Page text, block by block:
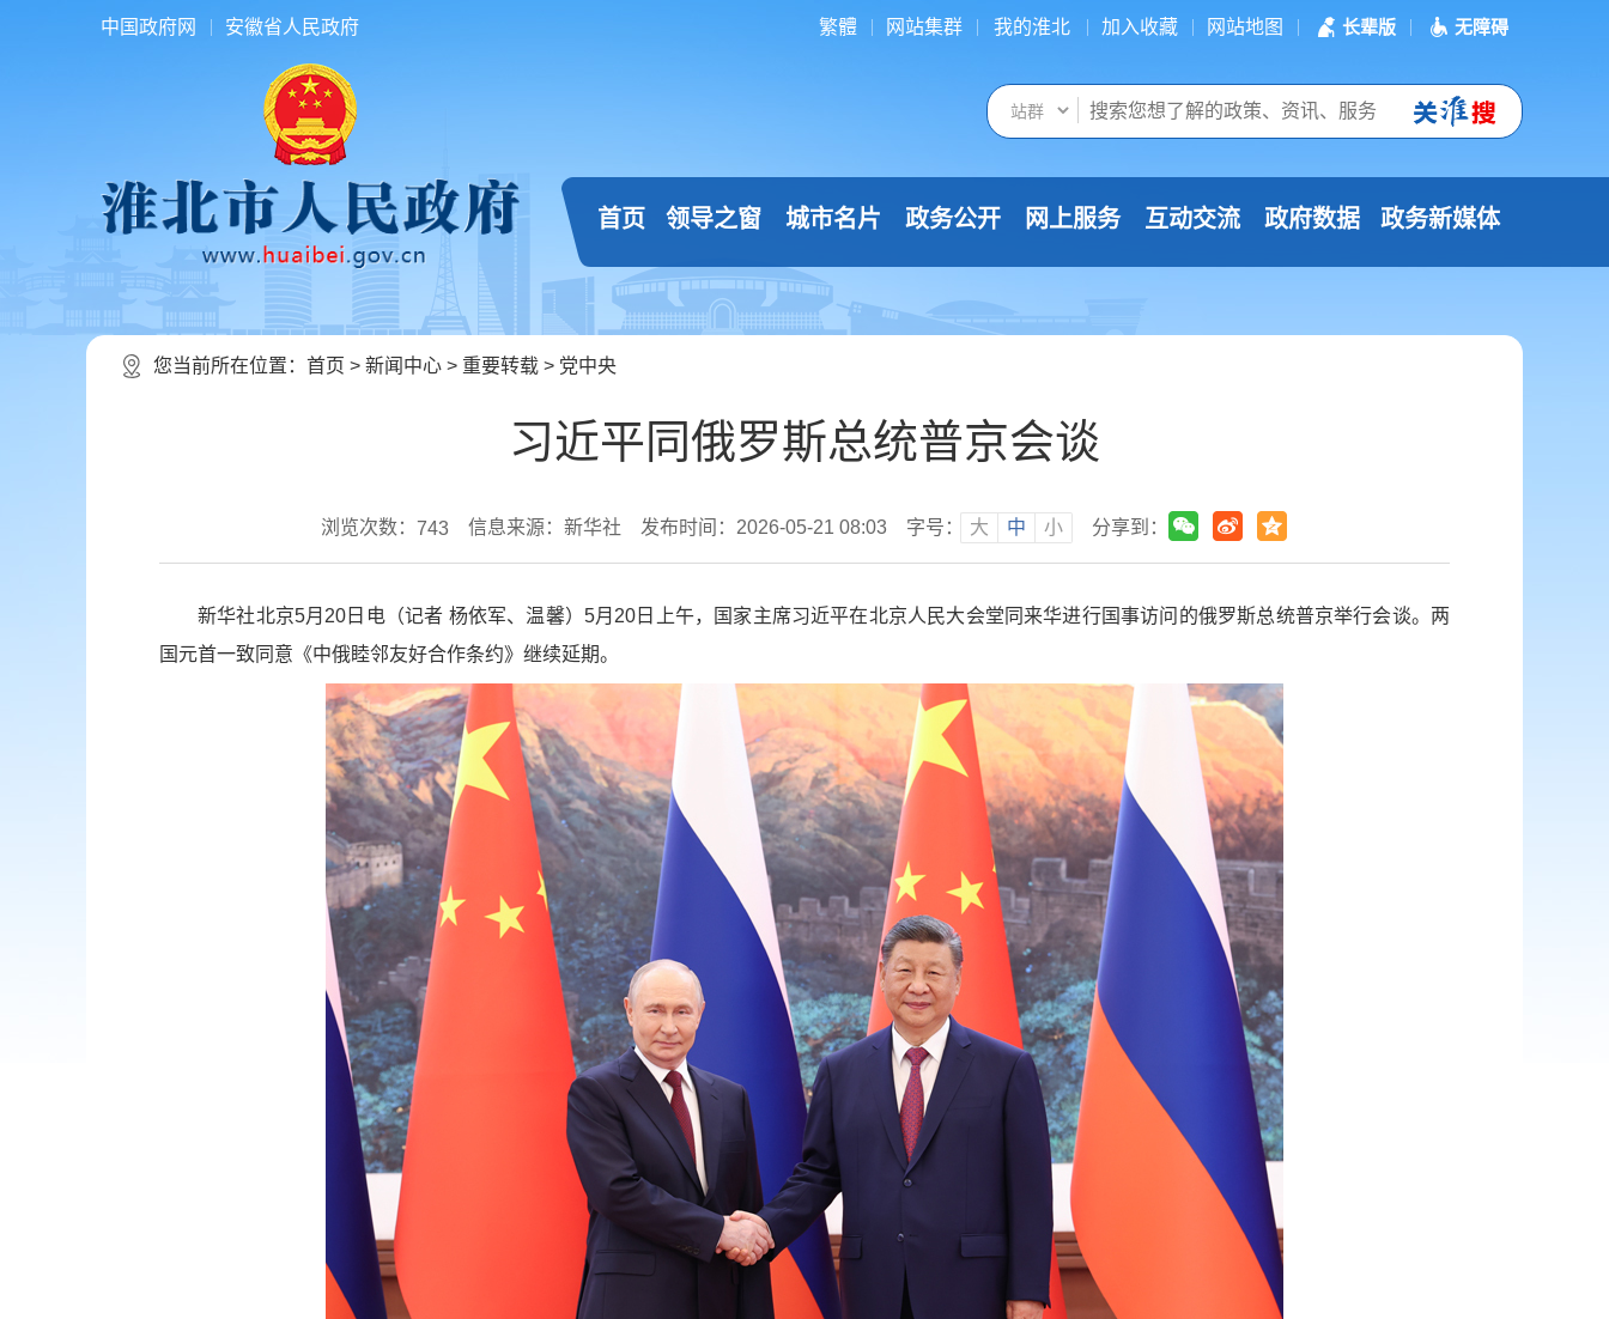
中国政府网 安徽省人民政府 繁體 网站集群 我的淮北 加入收藏 网站地图 长辈版 无障碍
首页 领导之窗 城市名片 政务公开 网上服务 互动交流 政府数据 政务新媒体
您当前所在位置： 首页 > 新闻中心 > 重要转载 > 党中央
习近平同俄罗斯总统普京会谈
浏览次数： 743 信息来源：新华社 发布时间：2026-05-21 08:03 字号： 大 中 小 分享到：
新华社北京5月20日电（记者 杨依军、温馨）5月20日上午，国家主席习近平在北京人民大会堂同来华进行国事访问的俄罗斯总统普京举行会谈。两
国元首一致同意《中俄睦邻友好合作条约》继续延期。